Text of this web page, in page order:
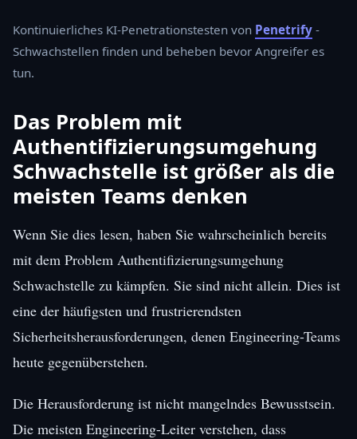
Kontinuierliches KI-Penetrationstesten von Penetrify -
Schwachstellen finden und beheben bevor Angreifer es
tun.
Das Problem mit
Authentifizierungsumgehung
Schwachstelle ist größer als die
meisten Teams denken
Wenn Sie dies lesen, haben Sie wahrscheinlich bereits
mit dem Problem Authentifizierungsumgehung
Schwachstelle zu kämpfen. Sie sind nicht allein. Dies ist
eine der häufigsten und frustrierendsten
Sicherheitsherausforderungen, denen Engineering-Teams
heute gegenüberstehen.
Die Herausforderung ist nicht mangelndes Bewusstsein.
Die meisten Engineering-Leiter verstehen, dass